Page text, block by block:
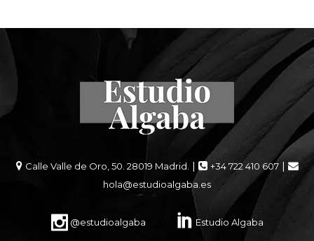
Calle Valle de Oro, 50. 28019 Madrid. | +34 722 410 607|
hola@estudioalgaba.es
@estudioalgaba Estudio Algaba